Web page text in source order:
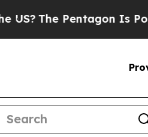
The Pentagon Is Posting